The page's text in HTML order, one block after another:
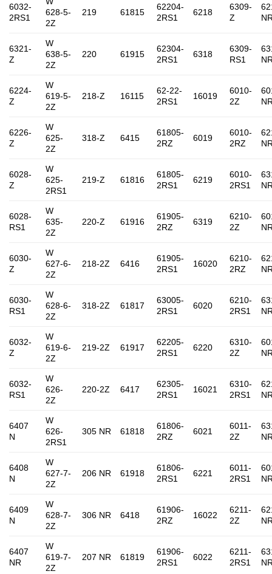
6032-
2RS1
628-5-
2Z
219 61815
62204-
2RS1
6218
6309-
Z
6321-
Z
W
638-5-
2Z
220 61915
62304-
2RS1
6318
6309-
RS1
6224-
Z
W
619-5-
2Z
218-Z 16115
62-22-
2RS1
16019
6010-
2Z
6226-
Z
W
625-
2Z
318-Z 6415
61805-
2RZ
6019
6010-
2RZ
6028-
Z
W
625-
2RS1
219-Z 61816
61805-
2RS1
6219
6010-
2RS1
6028-
RS1
W
635-
2Z
220-Z 61916
61905-
2RZ
6319
6210-
2Z
6030-
Z
W
627-6-
2Z
218-2Z 6416
61905-
2RS1
16020
6210-
2RZ
6030-
RS1
W
628-6-
2Z
318-2Z 61817
63005-
2RS1
6020
6210-
2RS1
6032-
Z
W
619-6-
2Z
219-2Z 61917
62205-
2RS1
6220
6310-
2Z
6032-
RS1
W
626-
2Z
220-2Z 6417
62305-
2RS1
16021
6310-
2RS1
6407
N
W
626-
2RS1
305 NR 61818
61806-
2RZ
6021
6011-
2Z
6408
N
W
627-7-
2Z
206 NR 61918
61806-
2RS1
6221
6011-
2RS1
6409
N
W
628-7-
2Z
306 NR 6418
61906-
2RZ
16022
6211-
2Z
6407
NR
W
619-7-
2Z
207 NR 61819
61906-
2RS1
6022
6211-
2RS1